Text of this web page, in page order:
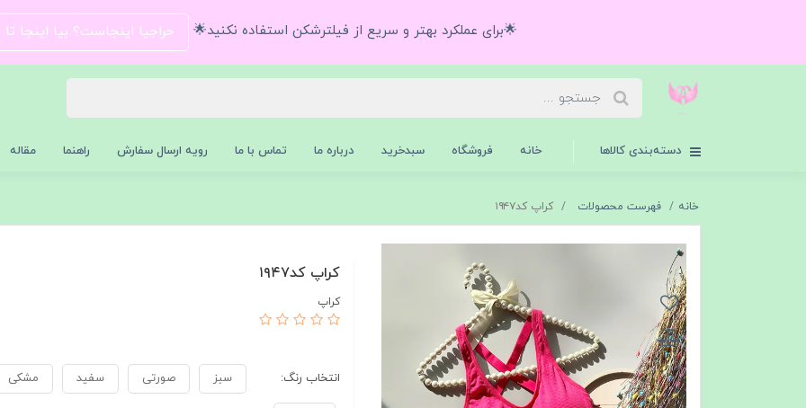
🌟برای عملکرد بهتر و سریع از فیلترشکن استفاده نکنید🌟 حراجیا اینجاست؟ بیا اینجا
دسته‌بندی کالاها خانه فروشگاه سبدخرید درباره ما تماس با ما رویه ارسال سفارش راهنما مقاله
خانه فهرست محصولات کراپ کد۱۹۴۷
کراپ کد۱۹۴۷
کراپ
انتخاب رنگ: سبز صورتی سفید مشکی